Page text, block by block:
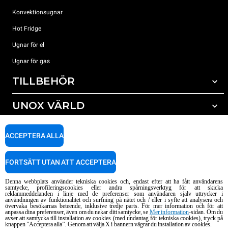
Konvektionsugnar
Hot Fridge
Ugnar för el
Ugnar för gas
TILLBEHÖR
Alla tillbehör
Rengöringsmedel för mauell rengöring
Vattenbehandling med omvänd osmosisk
UNOX VÄRLD
Våra kontor runt om i världen
SUPPORT
HITTA SERVICECENTER
Copyright 2026 UNOX S.p.A. Alla rättigheter förbehållna. Reg. Imp. Padova n
° 04230750285 - REA Padova 372835 - Cap. Soc. 5.000.000 € iv - P.IVA / CF
04230750285 - IT WEEE Reg. No. IT08020000000377
AI Content Disclaimer Privacy policy Cookie policy
Denna webbplats använder tekniska cookies och, endast efter att ha fått användarens
samtycke, profileringscookies eller andra spårningsverktyg för att skicka
reklammeddelanden i linje med de preferenser som användaren själv uttrycker i
användningen av funktionalitet och surfning på nätet och / eller i syfte att analysera och
övervaka besökarnas beteende, inklusive tredje parts. För mer information och för att
anpassa dina preferenser, även om du nekar ditt samtycke, se Mer information-sidan. Om du
avser att samtycka till installation av cookies (med undantag för tekniska cookies), tryck på
knappen ”Acceptera alla”. Genom att välja X i bannern vägrar du installation av cookies.
ACCEPTERA ALLA
FORTSÄTT UTAN ATT ACCEPTERA